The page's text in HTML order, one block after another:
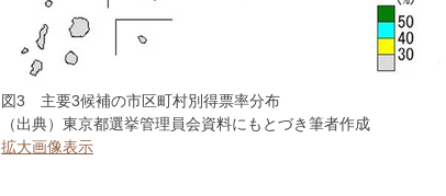
図3 主要3候補の市区町村別得票率分布
（出典）東京都選挙管理員会資料にもとづき筆者作成
拡大画像表示